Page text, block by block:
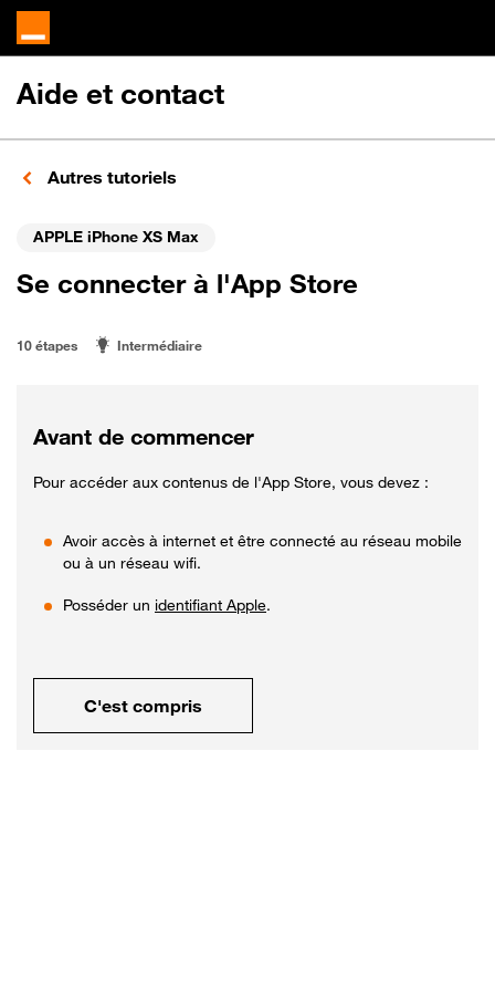
Aide et contact
Autres tutoriels
APPLE iPhone XS Max
Se connecter à l'App Store
10 étapes Intermédiaire
Avant de commencer
Pour accéder aux contenus de l'App Store, vous devez :
Avoir accès à internet et être connecté au réseau mobile
ou à un réseau wifi.
Posséder un identifiant Apple.
C'est compris